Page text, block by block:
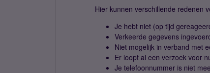
Hier kunnen verschillende redenen
Je hebt niet (op tijd
Verkeerde gegevens
Niet mogelijk in verband met
Er loopt al een verzoek voor
Je telefoonnummer is niet